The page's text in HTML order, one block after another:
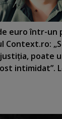
euro într-un
poate
intimidat”.